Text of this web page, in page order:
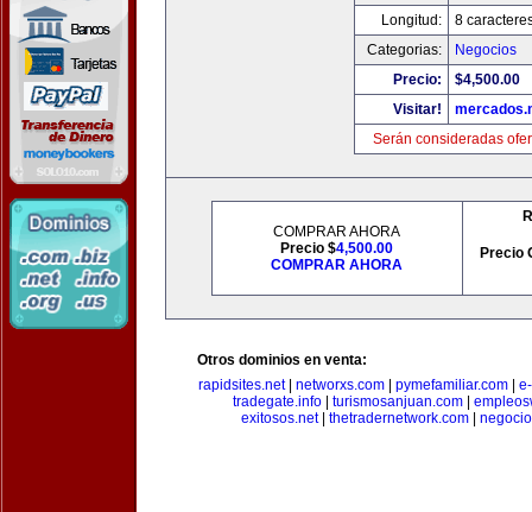
Longitud:
8
Categorias:
Negocios
Precio:
$4,500.00
Visitar!
Serán consideradas
COMPRAR AHORA
Precio $4,500.00
COMPRAR AHORA
Precio
Otros dominios en venta:
rapidsites.net| networxs.com| pymefamiliar.com|
tradegate.info| turismosanjuan.com|
exitosos.net| thetradernetwork.com|